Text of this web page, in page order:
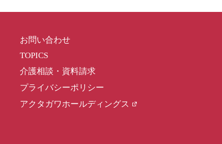
お問い合わせ
TOPICS
介護相談・資料請求
プライバシーポリシー
アクタガワホールディングス